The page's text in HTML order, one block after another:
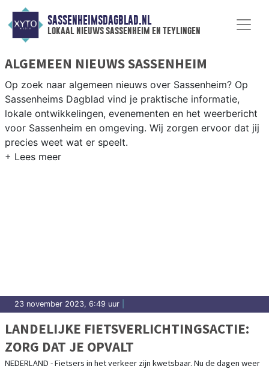
SASSENHEIMSDAGBLAD.NL
lokaal nieuws sassenheim en teylingen
ALGEMEEN NIEUWS SASSENHEIM
Op zoek naar algemeen nieuws over Sassenheim? Op
Sassenheims Dagblad vind je praktische informatie,
lokale ontwikkelingen, evenementen en het weerbericht
voor Sassenheim en omgeving. Wij zorgen ervoor dat jij
precies weet wat er speelt.
23 november 2023, 6:49 uur
LANDELIJKE FIETSVERLICHTINGSACTIE:
ZORG DAT JE OPVALT
NEDERLAND - Fietsers in het verkeer zijn kwetsbaar. Nu de dagen weer